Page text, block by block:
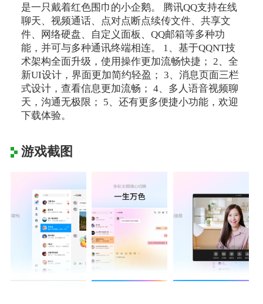
是一只戴着红色围巾的小企鹅。 腾讯QQ支持在线
聊天、视频通话、点对点断点续传文件、共享文
件、网络硬盘、自定义面板、QQ邮箱等多种功
能，并可与多种通讯终端相连。 1、基于QQNT技
术架构全面升级，使用操作更加流畅快捷； 2、全
新UI设计，界面更加简约轻盈； 3、消息页面三栏
式设计，查看信息更加流畅； 4、多人语音视频聊
天，沟通无极限； 5、还有更多便捷小功能，欢迎
下载体验。
游戏截图